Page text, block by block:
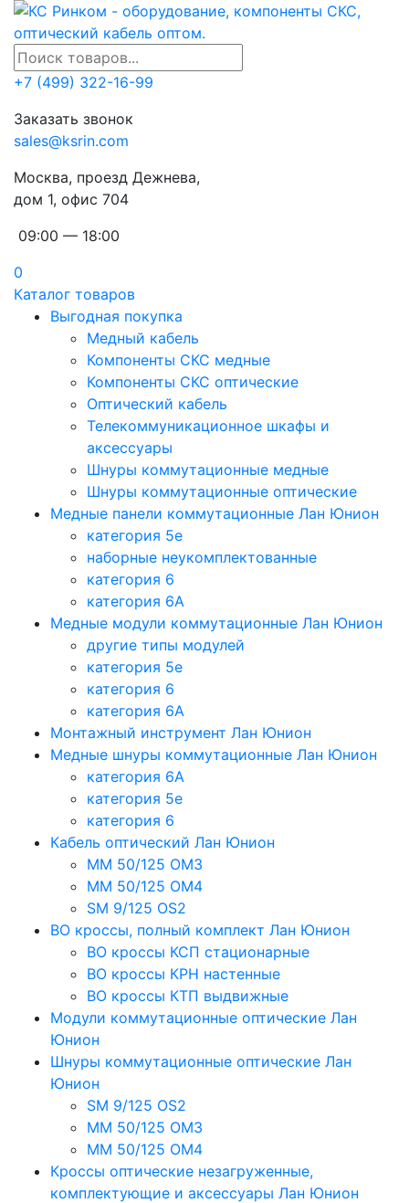
+7 (499) 322-16-99
Заказать звонок
sales@ksrin.com
Москва, проезд Дежнева,
дом 1, офис 704
09:00 — 18:00
0
Каталог товаров
Выгодная покупка
Медный кабель
Компоненты СКС медные
Компоненты СКС оптические
Оптический кабель
Телекоммуникационное шкафы и
аксессуары
Шнуры коммутационные медные
Шнуры коммутационные оптические
Медные панели коммутационные Лан Юнион
категория 5e
наборные неукомплектованные
категория 6
категория 6A
Медные модули коммутационные Лан Юнион
другие типы модулей
категория 5е
категория 6
категория 6A
Монтажный инструмент Лан Юнион
Медные шнуры коммутационные Лан Юнион
категория 6A
категория 5e
категория 6
Кабель оптический Лан Юнион
MM 50/125 OM3
MM 50/125 OM4
SM 9/125 OS2
ВО кроссы, полный комплект Лан Юнион
ВО кроссы КСП стационарные
ВО кроссы КРН настенные
ВО кроссы КТП выдвижные
Модули коммутационные оптические Лан
Юнион
Шнуры коммутационные оптические Лан
Юнион
SM 9/125 OS2
MM 50/125 OM3
MM 50/125 OM4
Кроссы оптические незагруженные,
комплектующие и аксессуары Лан Юнион